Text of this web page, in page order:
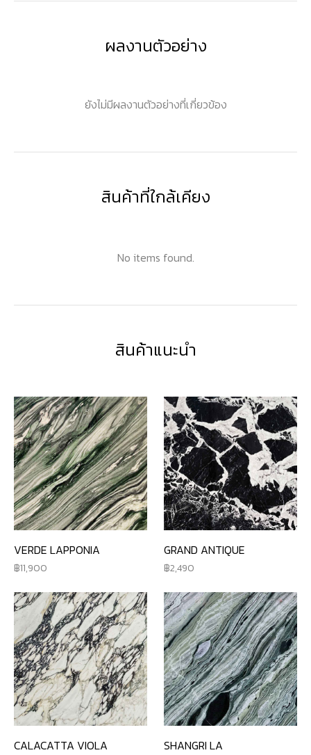
ผลงานตัวอย่าง
ยังไม่มีผลงานตัวอย่างที่เกี่ยวข้อง
สินค้าที่ใกล้เคียง
No items found.
สินค้าแนะนำ
VERDE LAPPONIA
11,900
GRAND ANTIQUE
2,490
CALACATTA VIOLA SHANGRI LA